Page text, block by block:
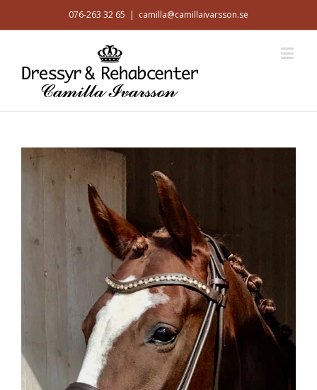
076-263 32 65 | camilla@camillaivarsson.se